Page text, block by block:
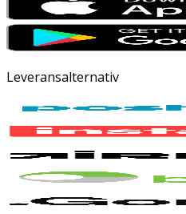
Leveransalternativ